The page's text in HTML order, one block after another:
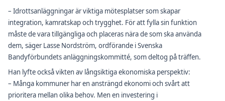
– Idrottsanläggningar är viktiga mötesplatser som skapar
integration, kamratskap och trygghet. För att fylla sin funktion
måste de vara tillgängliga och placeras nära de som ska använda
dem, säger Lasse Nordström, ordförande i Svenska
Bandyförbundets anläggningskommitté, som deltog på träffen.
Han lyfte också vikten av långsiktiga ekonomiska perspektiv:
– Många kommuner har en ansträngd ekonomi och svårt att
prioritera mellan olika behov. Men en investering i